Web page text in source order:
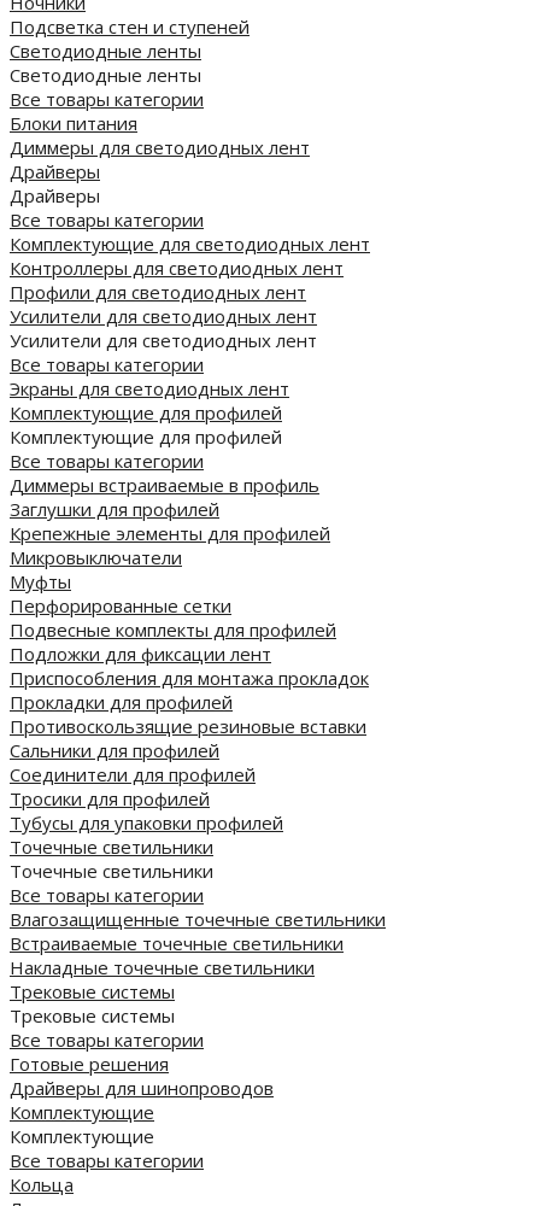
Подсветка стен и ступеней
Светодиодные ленты
Светодиодные ленты
Все товары категории
Блоки питания
Диммеры для светодиодных лент
Драйверы
Драйверы
Все товары категории
Комплектующие для светодиодных лент
Контроллеры для светодиодных лент
Профили для светодиодных лент
Усилители для светодиодных лент
Усилители для светодиодных лент
Все товары категории
Экраны для светодиодных лент
Комплектующие для профилей
Комплектующие для профилей
Все товары категории
Диммеры встраиваемые в профиль
Заглушки для профилей
Крепежные элементы для профилей
Микровыключатели
Муфты
Перфорированные сетки
Подвесные комплекты для профилей
Подложки для фиксации лент
Приспособления для монтажа прокладок
Прокладки для профилей
Противоскользящие резиновые вставки
Сальники для профилей
Соединители для профилей
Тросики для профилей
Тубусы для упаковки профилей
Точечные светильники
Точечные светильники
Все товары категории
Влагозащищенные точечные светильники
Встраиваемые точечные светильники
Накладные точечные светильники
Трековые системы
Трековые системы
Все товары категории
Готовые решения
Драйверы для шинопроводов
Комплектующие
Комплектующие
Все товары категории
Кольца